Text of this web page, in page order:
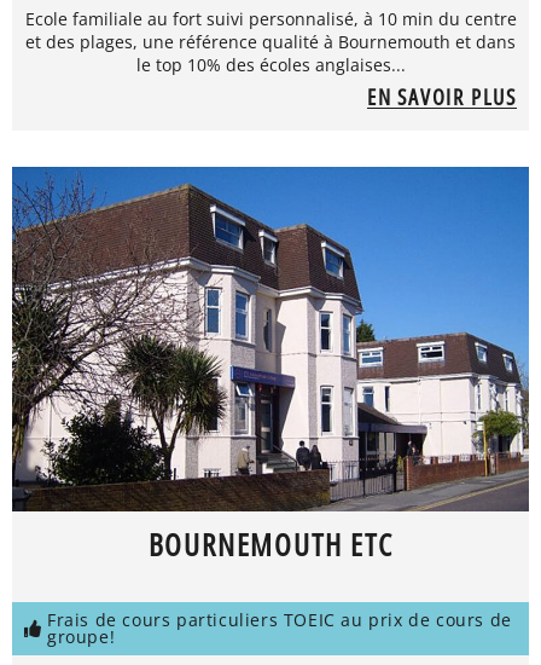
Ecole familiale au fort suivi personnalisé, à 10 min du centre
et des plages, une référence qualité à Bournemouth et dans
le top 10% des écoles anglaises...
EN SAVOIR PLUS
BOURNEMOUTH ETC
Frais de cours particuliers TOEIC au prix de cours de
groupe!